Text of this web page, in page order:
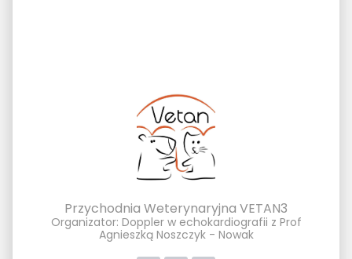
Przychodnia Weterynaryjna VETAN3
Organizator: Doppler w echokardiografii z Prof
Agnieszką Noszczyk - Nowak